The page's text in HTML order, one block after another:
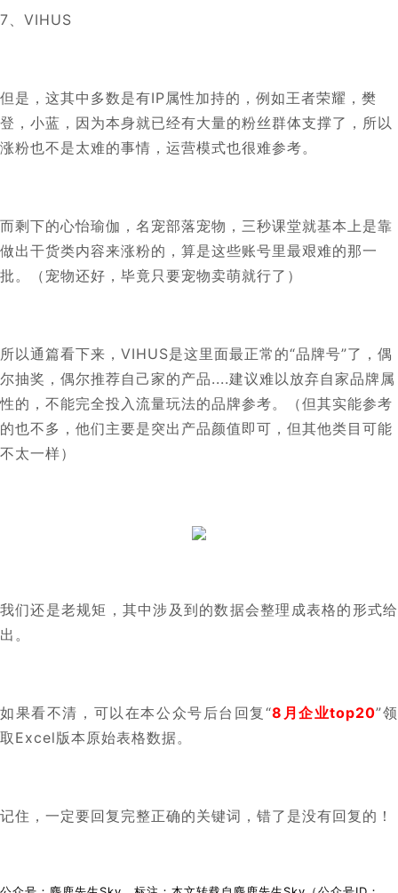
7、VIHUS
但是，这其中多数是有IP属性加持的，例如王者荣耀，樊
登，小蓝，因为本身就已经有大量的粉丝群体支撑了，所以
涨粉也不是太难的事情，运营模式也很难参考。
而剩下的心怡瑜伽，名宠部落宠物，三秒课堂就基本上是靠
做出干货类内容来涨粉的，算是这些账号里最艰难的那一
批。（宠物还好，毕竟只要宠物卖萌就行了）
所以通篇看下来，VIHUS是这里面最正常的“品牌号”了，偶
尔抽奖，偶尔推荐自己家的产品....建议难以放弃自家品牌属
性的，不能完全投入流量玩法的品牌参考。（但其实能参考
的也不多，他们主要是突出产品颜值即可，但其他类目可能
不太一样）
我们还是老规矩，其中涉及到的数据会整理成表格的形式给
出。
如果看不清，可以在本公众号后台回复“8月企业top20”领
取Excel版本原始表格数据。
记住，一定要回复完整正确的关键词，错了是没有回复的！